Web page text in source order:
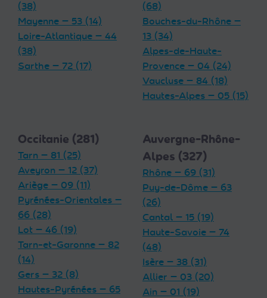
(38)
Mayenne — 53 (14)
Loire-Atlantique — 44
(38)
Sarthe — 72 (17)
(68)
Bouches-du-Rhône —
13 (34)
Alpes-de-Haute-
Provence — 04 (24)
Vaucluse — 84 (18)
Hautes-Alpes — 05 (15)
Occitanie (281)
Tarn — 81 (25)
Aveyron — 12 (37)
Ariège — 09 (11)
Pyrénées-Orientales —
66 (28)
Lot — 46 (19)
Tarn-et-Garonne — 82
(14)
Gers — 32 (8)
Hautes-Pyrénées — 65
Auvergne-Rhône-
Alpes (327)
Rhône — 69 (31)
Puy-de-Dôme — 63
(26)
Cantal — 15 (19)
Haute-Savoie — 74
(48)
Isère — 38 (31)
Allier — 03 (20)
Ain — 01 (19)